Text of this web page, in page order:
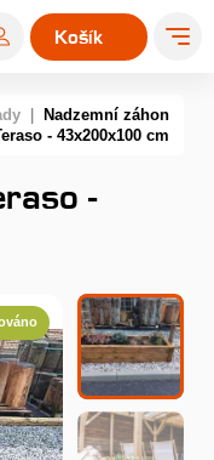
0
Košík
Nadzemní záhon
- 43x200x100 cm
-